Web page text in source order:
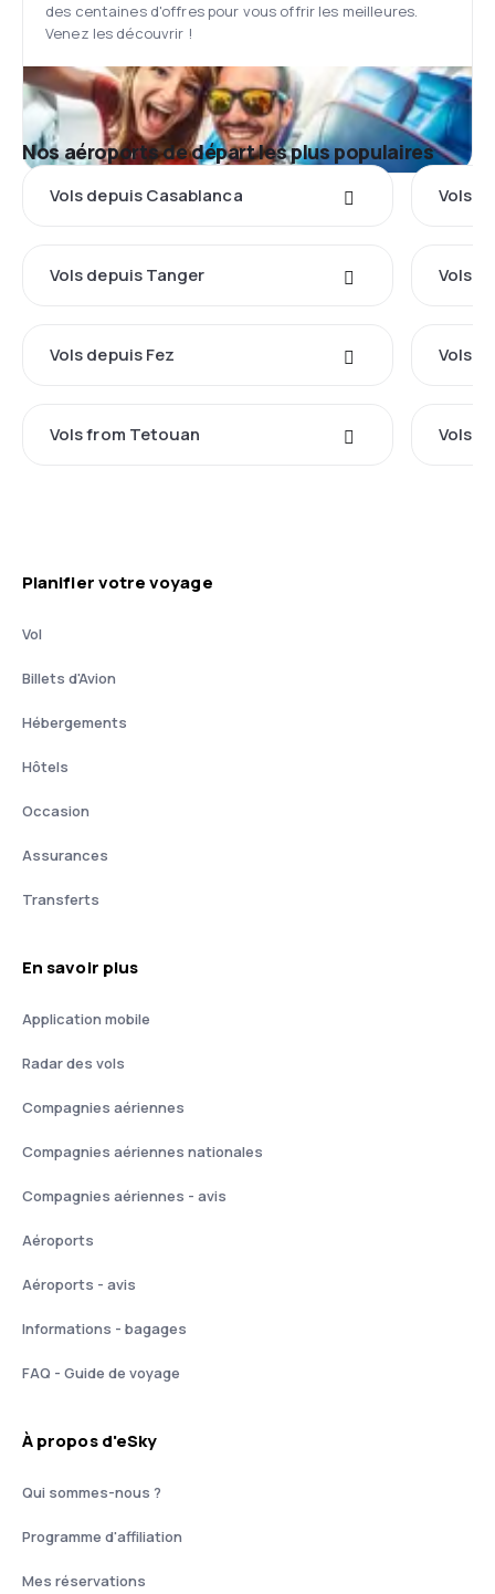
des centaines d'offres pour vous offrir les meilleures.
Venez les découvrir !
Nos aéroports de départ les plus populaires
Vols depuis Casablanca Vols
Vols depuis Tanger Vols
Vols depuis Fez Vols
Vols from Tetouan Vols
Planifier votre voyage
Vol
Billets d'Avion
Hébergements
Hôtels
Occasion
Assurances
Transferts
En savoir plus
Application mobile
Radar des vols
Compagnies aériennes
Compagnies aériennes nationales
Compagnies aériennes - avis
Aéroports
Aéroports - avis
Informations - bagages
FAQ - Guide de voyage
À propos d'eSky
Qui sommes-nous ?
Programme d'affiliation
Mes réservations